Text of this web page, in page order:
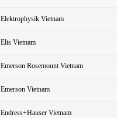
Elektrophysik Vietnam
Elis Vietnam
Emerson Rosemount Vietnam
Emerson Vietnam
Endress+Hauser Vietnam